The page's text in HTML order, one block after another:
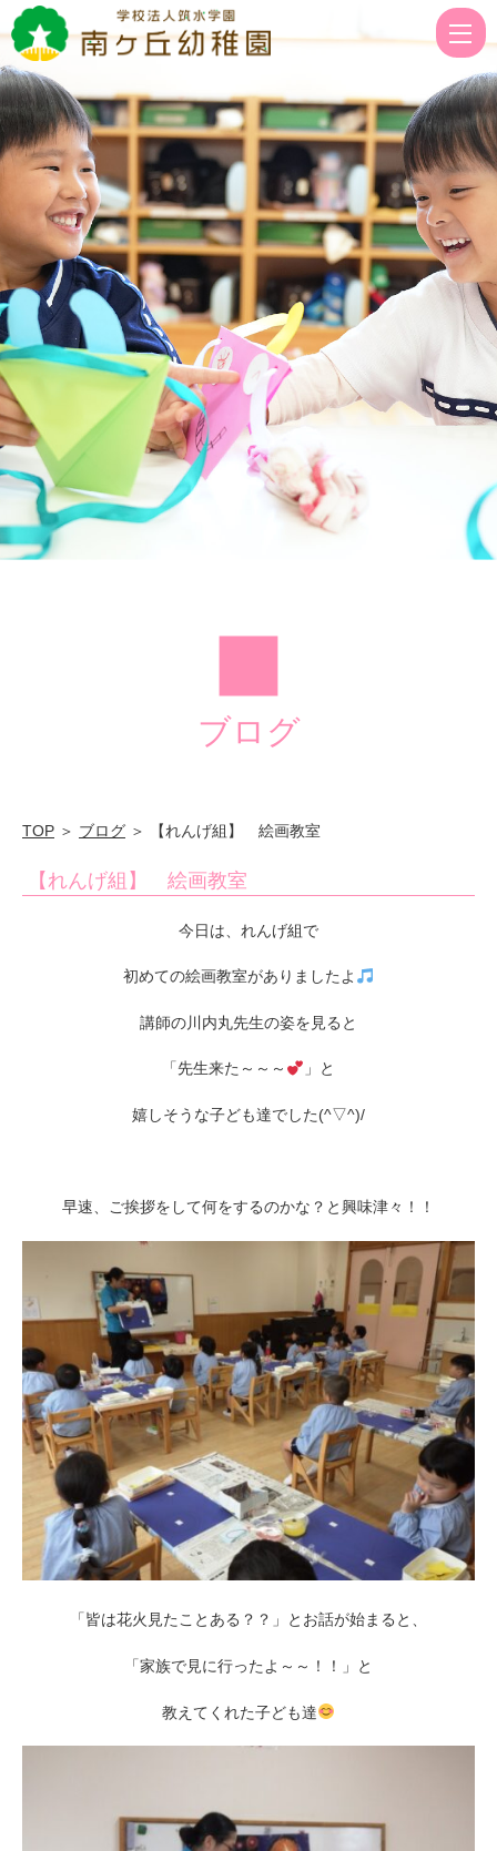
げ
組】
絵
画
教
室
|
学
校
法
人
筑
水
ブログ
TOP ＞ ブログ ＞ 【れんげ組】 絵画教室
【れんげ組】 絵画教室
今日は、れんげ組で
初めての絵画教室がありましたよ
講師の川内丸先生の姿を見ると
「先生来た～～～ 」と
嬉しそうな子ども達でした(^▽^)/
早速、ご挨拶をして何をするのかな？と興味津々！！
「皆は花火見たことある？？」とお話が始まると、
「家族で見に行ったよ～～！！」と
教えてくれた子ども達